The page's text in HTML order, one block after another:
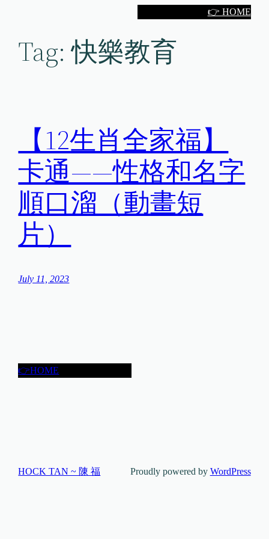
👉 HOME
Tag:快樂教育
【12生肖全家福】
卡通——性格和名字
順口溜（動畫短
片）
July 11, 2023
👉HOME
HOCK TAN ~ 陳 福 Proudly powered by WordPress